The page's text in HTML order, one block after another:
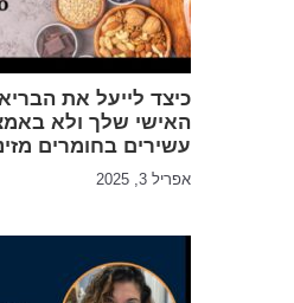
כיצד לייעל את
האישי שלך ולא
עשירים בחומרים
אפריל 3, 2025